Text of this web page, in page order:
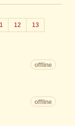
12
13
offline
offline